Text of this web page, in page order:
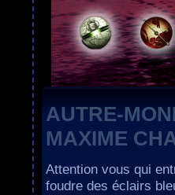
AUTRE-
MAXIME
Attention vous qui
foudre des éclairs